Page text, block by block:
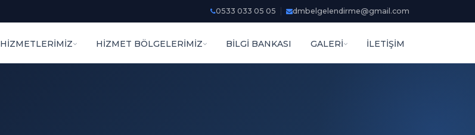
0533 033 05 05 dmbelgelendirme@gmail.com
HİZMETLERİMİZ HİZMET BÖLGELERİMİZ BİLGİ BANKASI GALERİ İLETİŞİM